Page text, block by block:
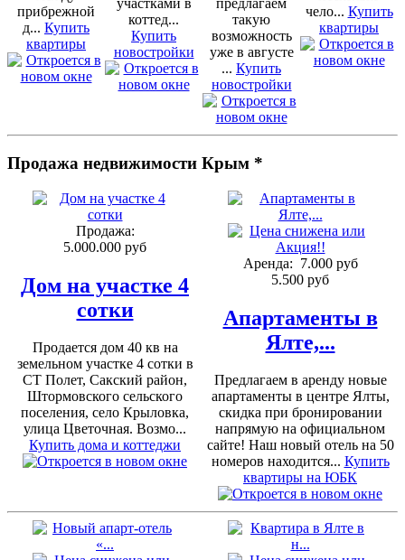
прибрежной
д... Купить
квартиры
участками в
коттед...
Купить
новостройки
предлагаем
такую
возможность
уже в августе
... Купить
новостройки
чело... Купить
квартиры
Продажа недвижимости Крым *
Продажа:
5.000.000 руб
Дом на участке 4
сотки
Продается дом 40 кв на
земельном участке 4 сотки в
СТ Полет, Сакский район,
Штормовского сельского
поселения, село Крыловка,
улица Цветочная. Возмо...
Купить дома и коттеджи
Аренда: 7.000 руб
5.500 руб
Апартаменты в
Ялте,...
Предлагаем в аренду новые
апартаменты в центре Ялты,
скидка при бронировании
напрямую на официальном
сайте! Наш новый отель на 50
номеров находится... Купить
квартиры на ЮБК